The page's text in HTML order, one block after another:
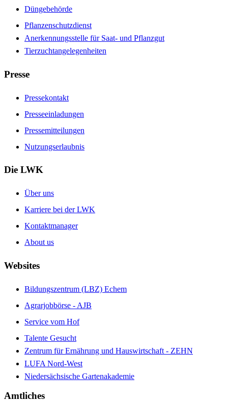
Düngebehörde
Pflanzenschutzdienst
Anerkennungsstelle für Saat- und Pflanzgut
Tierzuchtangelegenheiten
Presse
Pressekontakt
Presseeinladungen
Pressemitteilungen
Nutzungserlaubnis
Die LWK
Über uns
Karriere bei der LWK
Kontaktmanager
About us
Websites
Bildungszentrum (LBZ) Echem
Agrarjobbörse - AJB
Service vom Hof
Talente Gesucht
Zentrum für Ernährung und Hauswirtschaft - ZEHN
LUFA Nord-West
Niedersächsische Gartenakademie
Amtliches